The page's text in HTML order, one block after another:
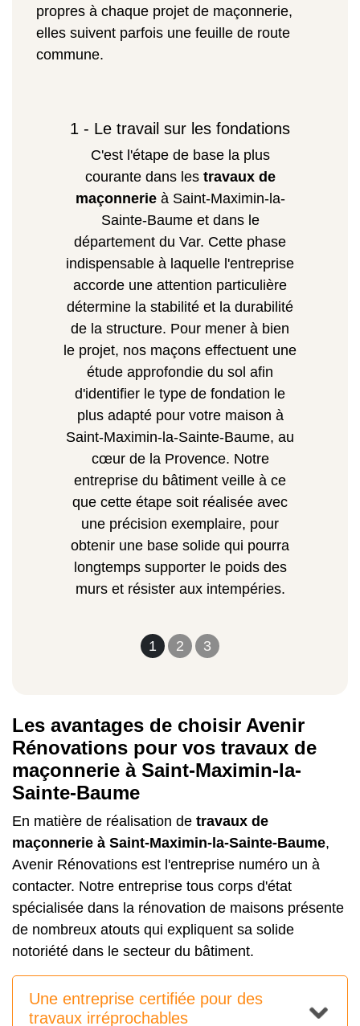
propres à chaque projet de maçonnerie,
elles suivent parfois une feuille de route
commune.
1 2 3
1 - Le travail sur les fondations
C'est l'étape de base la plus
courante dans les travaux de
maçonnerieà Saint-Maximin-la-
Sainte-Baume et dans le
département du Var. Cette phase
indispensable à laquelle l'entreprise
accorde une attention particulière
détermine la stabilité et la durabilité
de la structure. Pour mener à bien
le projet, nos maçons effectuent une
étude approfondie du sol afin
d'identifier le type de fondation le
plus adapté pour votre maison à
Saint-Maximin-la-Sainte-Baume, au
cœur de la Provence. Notre
entreprise du bâtiment veille à ce
que cette étape soit réalisée avec
une précision exemplaire, pour
obtenir une base solide qui pourra
longtemps supporter le poids des
murs et résister aux intempéries.
Les avantages de choisir Avenir
Rénovations pour vos travaux de
maçonnerie à Saint-Maximin-la-
Sainte-Baume
En matière de réalisation de travaux de
maçonnerie à Saint-Maximin-la-Sainte-Baume,
Avenir Rénovations est l'entreprise numéro un à
contacter. Notre entreprise tous corps d'état
spécialisée dans la rénovation de maisons présente
de nombreux atouts qui expliquent sa solide
notoriété dans le secteur du bâtiment.
Une entreprise certifiée pour des
travaux irréprochables